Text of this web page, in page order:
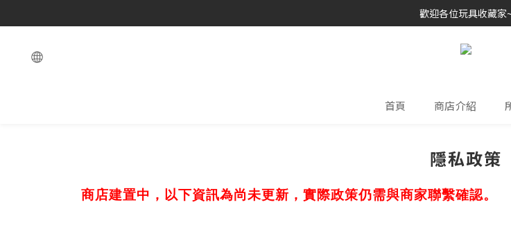
歡迎各位玩具收藏家~
歡迎各位玩具收藏家~
首頁 商店介紹
隱私政策
商店建置中，以下資訊為尚未更新，實際政策仍需與商家聯繫確認。